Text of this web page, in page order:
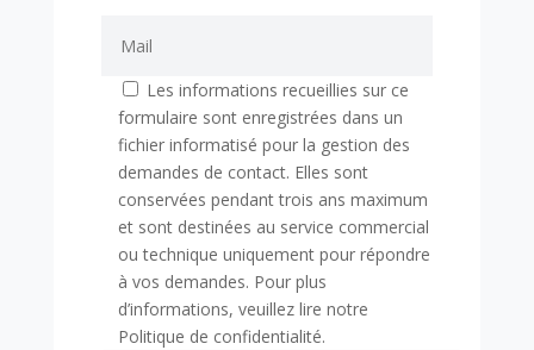
Les informations recueillies sur ce
formulaire sont enregistrées dans un
fichier informatisé pour la gestion des
demandes de contact. Elles sont
conservées pendant trois ans maximum
et sont destinées au service commercial
ou technique uniquement pour répondre
à vos demandes. Pour plus
d’informations, veuillez lire notre
Politique de confidentialité.